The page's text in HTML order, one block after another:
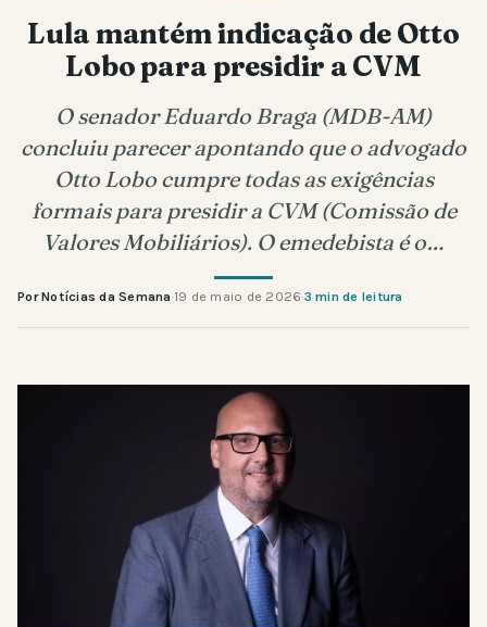
Lula mantém indicação de Otto
Lobo para presidir a CVM
O senador Eduardo Braga (MDB-AM)
concluiu parecer apontando que o advogado
Otto Lobo cumpre todas as exigências
formais para presidir a CVM (Comissão de
Valores Mobiliários). O emedebista é o…
Por Notícias da Semana·19 de maio de 2026·3 min de leitura